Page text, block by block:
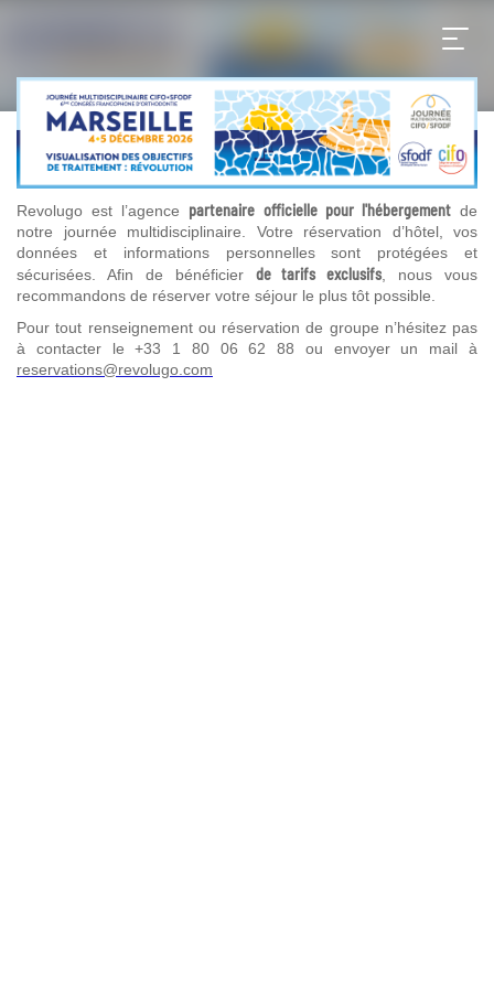
Revolugo est l’agence partenaire officielle pour l'hébergementde
notre journée multidisciplinaire. Votre réservation d’hôtel, vos
données et informations personnelles sont protégées et
sécurisées. Afin de bénéficier de tarifs exclusifs, nous vous
recommandons de réserver votre séjour le plus tôt possible.
Pour tout renseignement ou réservation de groupe n’hésitez pas
à contacter le +33 1 80 06 62 88 ou envoyer un mail à
reservations@revolugo.com